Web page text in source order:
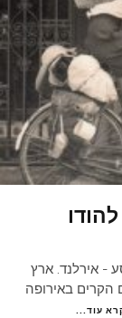
- אירלנד. ארץ
הקרים באירופה
עוד...